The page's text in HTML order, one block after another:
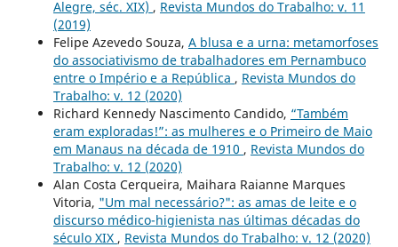
Alegre, séc. XIX) , Revista Mundos do Trabalho: v. 11
(2019)
Felipe Azevedo Souza, A blusa e a urna: metamorfoses
do associativismo de trabalhadores em Pernambuco
entre o Império e a República , Revista Mundos do
Trabalho: v. 12 (2020)
Richard Kennedy Nascimento Candido, “Também
eram exploradas!”: as mulheres e o Primeiro de Maio
em Manaus na década de 1910 , Revista Mundos do
Trabalho: v. 12 (2020)
Alan Costa Cerqueira, Maihara Raianne Marques
Vitoria, "Um mal necessário?": as amas de leite e o
discurso médico-higienista nas últimas décadas do
século XIX , Revista Mundos do Trabalho: v. 12 (2020)